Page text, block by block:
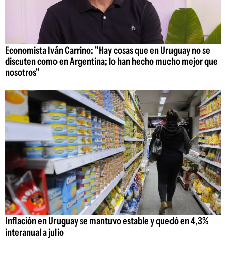
Economista Iván Carrino: "Hay cosas que en Uruguay no se
discuten como en Argentina; lo han hecho mucho mejor que
nosotros"
Inflación en Uruguay se mantuvo estable y quedó en 4,3%
interanual a julio